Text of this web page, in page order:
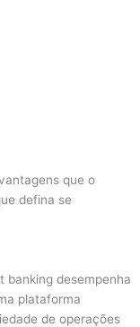
que o
defina se
banking desempenha
plataforma
de operações